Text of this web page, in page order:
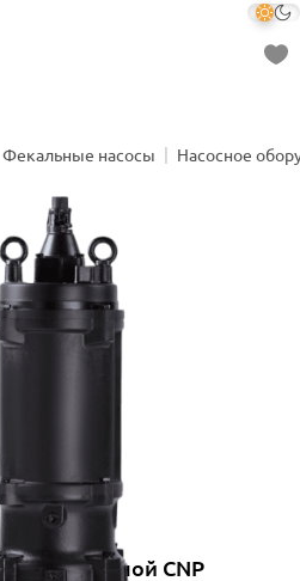
Фекальные насосы Насосное
погружной CNP